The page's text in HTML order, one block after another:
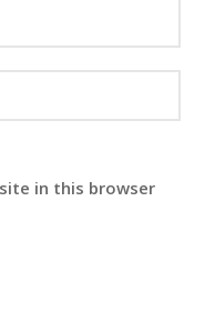
in this browser